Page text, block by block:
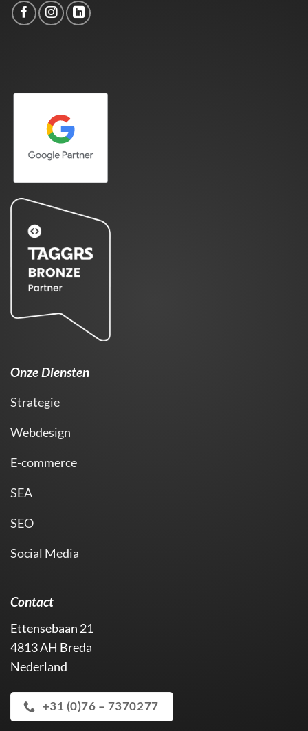
Onze Diensten
Strategie
Webdesign
E-commerce
SEA
SEO
Social Media
Contact
Ettensebaan 21
4813 AH Breda
Nederland
+31 (0)76 – 7370277